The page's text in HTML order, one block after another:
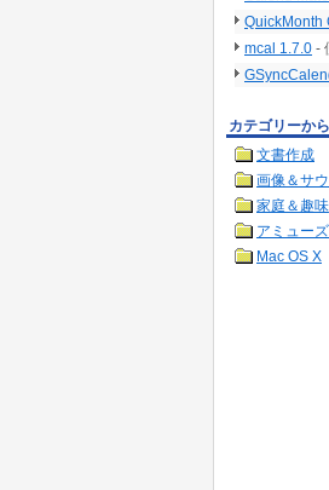
QuickMonth
mcal 1.7.0 -
カテゴリーか
文書作成
画像＆サ
家庭＆趣味
アミュー
Mac OS X